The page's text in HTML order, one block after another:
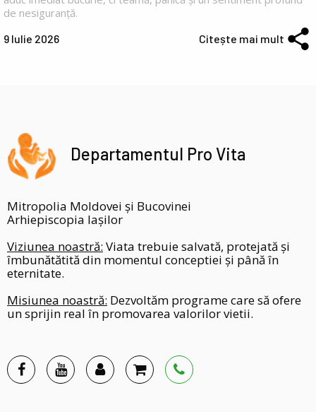
de nesiguranță.
9 Iulie 2026 Citește mai mult
Departamentul Pro Vita
Mitropolia Moldovei și Bucovinei
Arhiepiscopia Iașilor
Viziunea noastră: Viata trebuie salvată, protejată și
îmbunătătită din momentul conceptiei și până în
eternitate.
Misiunea noastră: Dezvoltăm programe care să ofere
un sprijin real în promovarea valorilor vietii.